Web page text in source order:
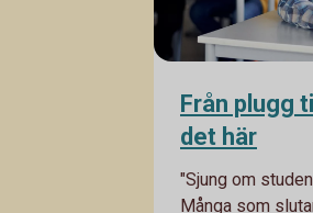
Från plugg
det här
"Sjung om
Många som